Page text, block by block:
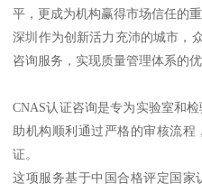
平，更成为机构赢得市场信任的重
深圳作为创新活力充沛的城市，
咨询服务，实现质量管理体系的
CNAS认证咨询是专为实验室和
助机构顺利通过严格的审核流程
证。
这项服务基于中国合格评定国